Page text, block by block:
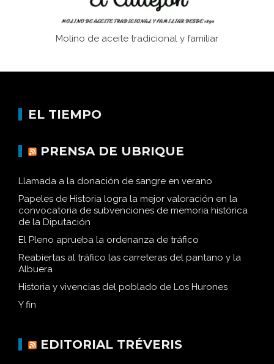
Molino de aceite tradicional y familiar
EL TIEMPO
PRENSA DE UBRIQUE
Llamada a la donación de sangre en verano
Papeles de Historia logra la mejor valoración en la
convocatoria de subvenciones de memoria histórica
de la Diputación
El Pleno aprueba la ordenanza de tráfico
Reabiertas al tráfico las carreteras del pantano y la
Albuera
Historia y vivencias del poblado de Los Hurones
Y fin
EDITORIAL TRÉVERIS